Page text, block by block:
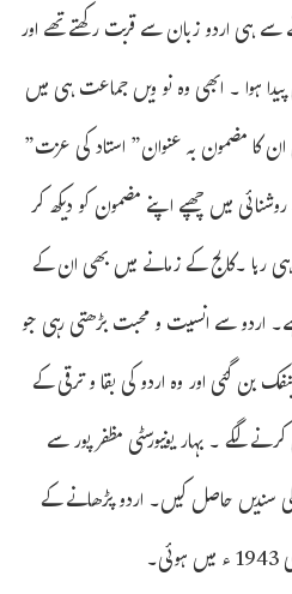
سے ہی اردو زبان سے قربت رکھتے تھے اور
ہوا ۔ ابھی وہ نو ویں جماعت ہی میں
کا مضمون بہ عنوان” استاد کی عزت”
میں چھپے اپنے مضمون کو دیکھ کر
ہی رہا ۔کالج کے زمانے میں بھی ان کے
سے انسیت و محبت بڑھتی رہی جو
بن گئی اور وہ اردو کی بقا و ترقی کے
لگے ۔ بہار یونیورسٹی مظفر پور سے
سندیں حاصل کیں۔ اردو پڑھانے کے